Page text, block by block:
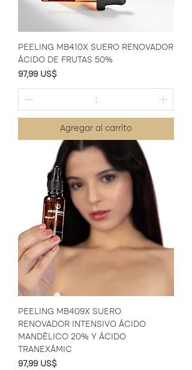
PEELING MB410X SUERO RENOVADOR
ÁCIDO DE FRUTAS 50%
Precio
97,99 US$
Agregar al carrito
PEELING MB409X SUERO
RENOVADOR INTENSIVO ÁCIDO
MANDÉLICO 20% Y ÁCIDO
TRANEXÁMIC
Precio
97,99 US$